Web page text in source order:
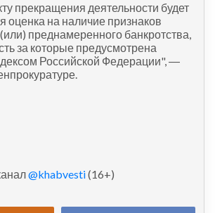
прекращения деятельности будет
оценка на наличие признаков
преднамеренного банкротства,
за которые предусмотрена
Российской Федерации", ―
@khabvesti(16+)